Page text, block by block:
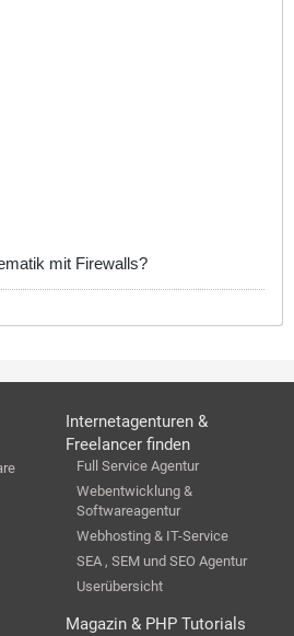
mit Firewalls?
Internetagenturen &
Freelancer finden
Full Service Agentur
Webentwicklung &
Softwareagentur
Webhosting & IT-Service
SEA , SEM und SEO Agentur
Userübersicht
Magazin & PHP Tutorials